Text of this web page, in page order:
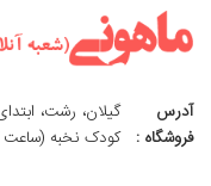
آدرس
فروشگاه :
گیلان، رشت،
کودک نخبه (ساعت کاری 8